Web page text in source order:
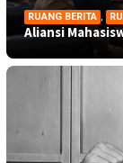
RUANG BERITA ,
Aliansi